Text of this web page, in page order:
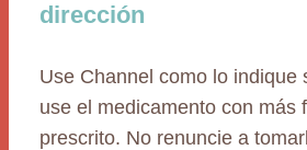
dirección
Use Channel como lo indique
use el medicamento con más
prescrito. No renuncie a